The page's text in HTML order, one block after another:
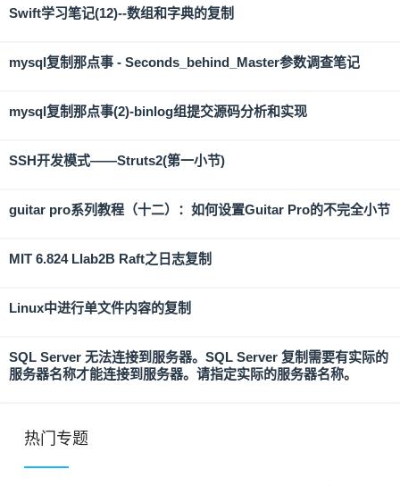
Swift学习笔记(12)--数组和字典的复制
mysql复制那点事 - Seconds_behind_Master参数调查笔记
mysql复制那点事(2)-binlog组提交源码分析和实现
SSH开发模式——Struts2(第一小节)
guitar pro系列教程（十二）：如何设置Guitar Pro的不完全小节
MIT 6.824 Llab2B Raft之日志复制
Linux中进行单文件内容的复制
SQL Server 无法连接到服务器。SQL Server 复制需要有实际的
服务器名称才能连接到服务器。请指定实际的服务器名称。
热门专题